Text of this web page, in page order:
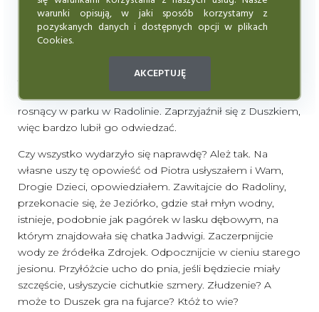
Dotarli do młyna w samą porę. Michał był już bardzo
słaby, lecz leczniczy wywar przywrócił mu siły. Nie upłynął
Jednak Piotr nie zapomniał o przysiędze. Co miesiąc
wędrował z jagodowym ciastem pod stary jesion,
rosnący w parku w Radolinie. Zaprzyjaźnił się z Duszkiem,
więc bardzo lubił go odwiedzać.
Czy wszystko wydarzyło się naprawdę? Ależ tak. Na
własne uszy tę opowieść od Piotra usłyszałem i Wam,
Drogie Dzieci, opowiedziałem. Zawitajcie do Radoliny,
przekonacie się, że Jeziórko, gdzie stał młyn wodny,
istnieje, podobnie jak pagórek w lasku dębowym, na
którym znajdowała się chatka Jadwigi. Zaczerpnijcie
wody ze źródełka Zdrojek. Odpocznijcie w cieniu starego
jesionu. Przyłóżcie ucho do pnia, jeśli będziecie miały
szczęście, usłyszycie cichutkie szmery. Złudzenie? A
może to Duszek gra na fujarce? Któż to wie?
warunki opisują, w jaki sposób korzystamy z
pozyskanych danych i dostępnych opcji w plikach
Cookies.
AKCEPTUJĘ